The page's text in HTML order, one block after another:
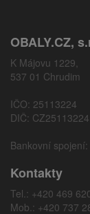
OBALY.CZ,
K Májovu 1229,
537 01 Chrudim
IČO: 25113224
DIČ: CZ25113224
Bankovní
Kontakty
Tel.: +420 469
Mob.: +420 737